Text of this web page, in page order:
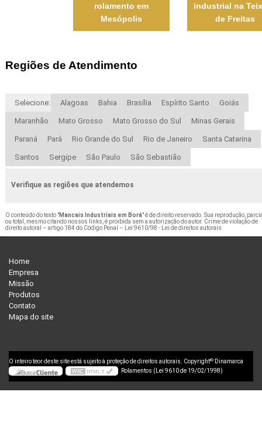
rolamento em
Mesópolis
industrial na
de Freitas
Regiões de Atendimento
Selecione: Alagoas Bahia Brasília Espírito Santo Goiás
Maranhão Mato Grosso Mato Grosso do Sul Minas Gerais
Paraná Pará Rio Grande do Sul Rio de Janeiro Santa Catarina
Santos Sergipe São Paulo São Sebastião
Verifique as regiões que atendemos
O conteúdo do texto "Mancais Industriais em Borá" é de direito reservado. Sua reprodução,
ou total, mesmo citando nossos links, é proibida sem a autorização do autor. Crime de violação de
direito autoral – artigo 184 do Código Penal – Lei 9610/98 - Lei de direitos autorais.
Home
Empresa
Missão
Produtos
Contato
Mapa do site
O inteiro teor deste site está sujeito à proteção de direitos autorais. Copyright© Dinamarca
Rolamentos (Lei 9610 de 19/02/1998)